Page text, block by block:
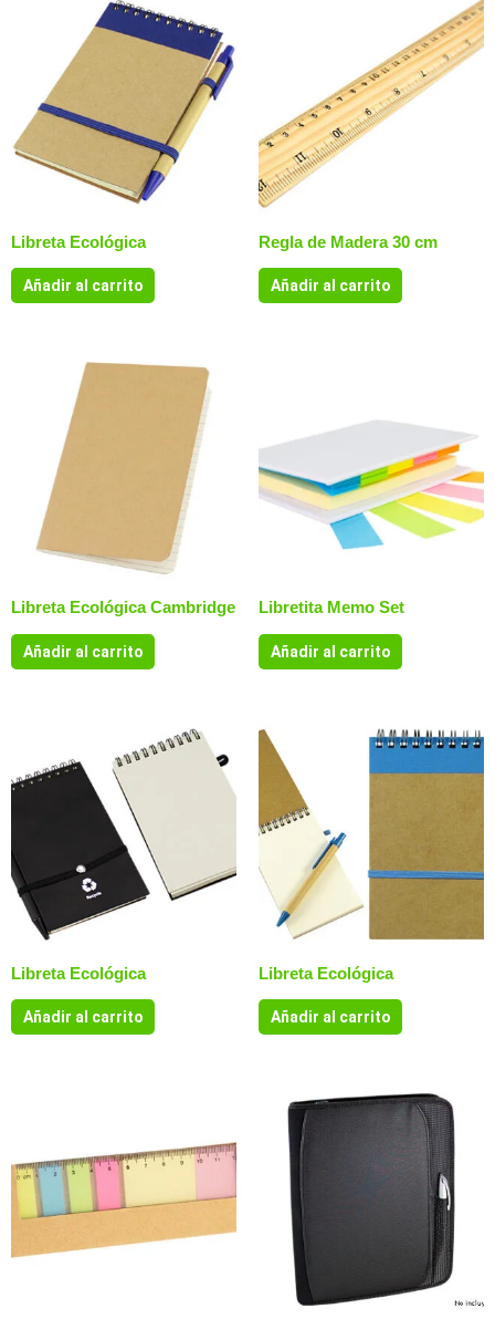
Libreta Ecológica
Añadir al carrito
Regla de Madera 30 cm
Añadir al carrito
Libreta Ecológica Cambridge
Añadir al carrito
Libretita Memo Set
Añadir al carrito
Libreta Ecológica
Añadir al carrito
Libreta Ecológica
Añadir al carrito